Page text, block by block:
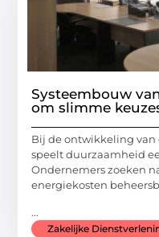
Systeembouw
om slimme
Bij de ontwikkeling
speelt duurzaamheid
Ondernemers zoeken
energiekosten
...
Zakelijke